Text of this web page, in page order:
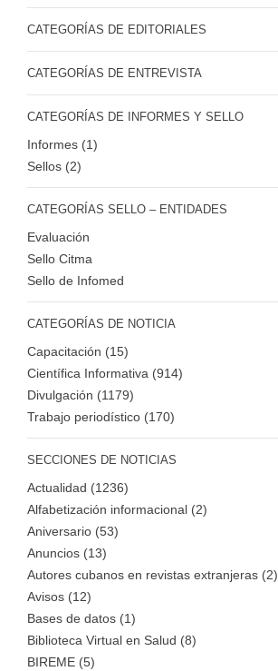
CATEGORÍAS DE EDITORIALES
CATEGORÍAS DE ENTREVISTA
CATEGORÍAS DE INFORMES Y SELLO
Informes (1)
Sellos (2)
CATEGORÍAS SELLO – ENTIDADES
Evaluación
Sello Citma
Sello de Infomed
CATEGORÍAS DE NOTICIA
Capacitación (15)
Científica Informativa (914)
Divulgación (1179)
Trabajo periodístico (170)
SECCIONES DE NOTICIAS
Actualidad (1236)
Alfabetización informacional (2)
Aniversario (53)
Anuncios (13)
Autores cubanos en revistas extranjeras (2)
Avisos (12)
Bases de datos (1)
Biblioteca Virtual en Salud (8)
BIREME (5)